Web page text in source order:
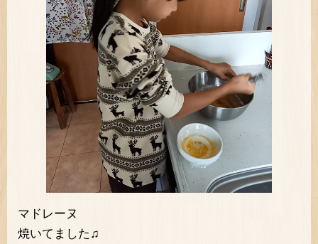
マドレーヌ
焼いてました♫